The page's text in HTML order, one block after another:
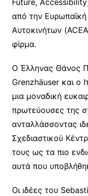
Future,
από την
Αυτοκινήτων
φίρμα.
Ο Έλληνας Θάνος
Grenzhäuser και ο
μια μοναδική
πρωτεύουσες της
ανταλλάσσοντας
Σχεδιαστικού
τους ως τα πιο
αυτά που
Οι ιδέες του